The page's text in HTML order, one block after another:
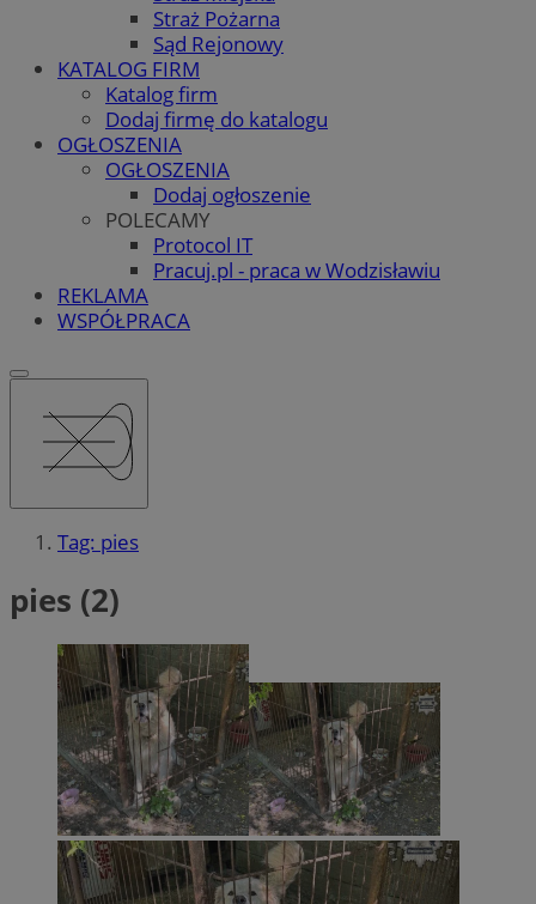
Straż Pożarna
Sąd Rejonowy
KATALOG FIRM
Katalog firm
Dodaj firmę do katalogu
OGŁOSZENIA
OGŁOSZENIA
Dodaj ogłoszenie
POLECAMY
Protocol IT
Pracuj.pl - praca w Wodzisławiu
REKLAMA
WSPÓŁPRACA
Tag: pies
pies (2)